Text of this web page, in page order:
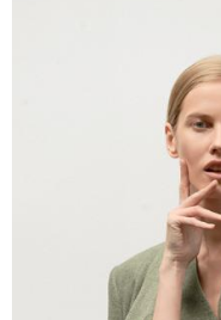
10:58 / 06-08-2026